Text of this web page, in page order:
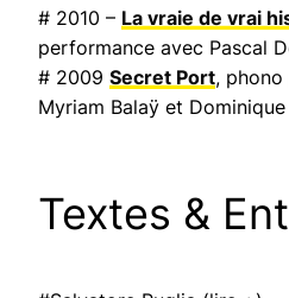
# 2010 – La vraie de vrai
performance avec Pascal
# 2009 Secret Port,
Myriam Balaÿ et
Textes &